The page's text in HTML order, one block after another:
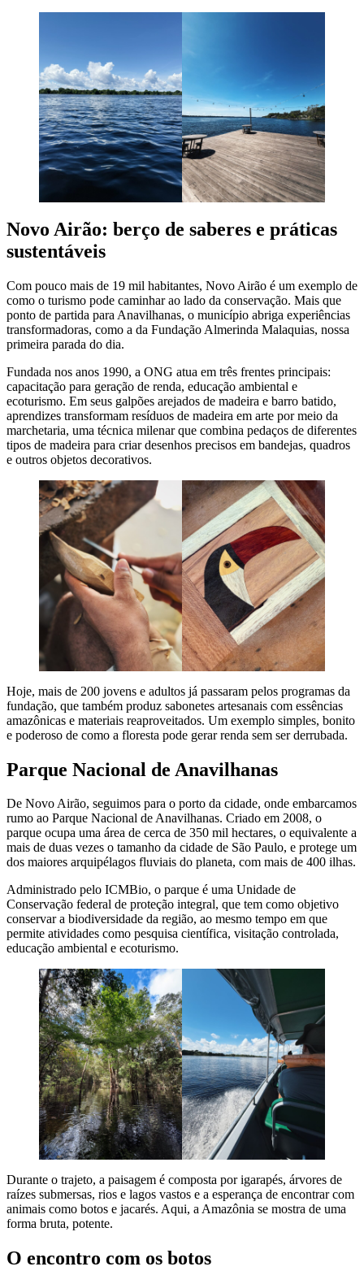
Novo Airão: berço de saberes e práticas
sustentáveis
Com pouco mais de 19 mil habitantes, Novo Airão é um exemplo de
como o turismo pode caminhar ao lado da conservação. Mais que
ponto de partida para Anavilhanas, o município abriga experiências
transformadoras, como a da Fundação Almerinda Malaquias, nossa
primeira parada do dia.
Fundada nos anos 1990, a ONG atua em três frentes principais:
capacitação para geração de renda, educação ambiental e
ecoturismo. Em seus galpões arejados de madeira e barro batido,
aprendizes transformam resíduos de madeira em arte por meio da
marchetaria, uma técnica milenar que combina pedaços de diferentes
tipos de madeira para criar desenhos precisos em bandejas, quadros
e outros objetos decorativos.
Hoje, mais de 200 jovens e adultos já passaram pelos programas da
fundação, que também produz sabonetes artesanais com essências
amazônicas e materiais reaproveitados. Um exemplo simples, bonito
e poderoso de como a floresta pode gerar renda sem ser derrubada.
Parque Nacional de Anavilhanas
De Novo Airão, seguimos para o porto da cidade, onde embarcamos
rumo ao Parque Nacional de Anavilhanas. Criado em 2008, o
parque ocupa uma área de cerca de 350 mil hectares, o equivalente a
mais de duas vezes o tamanho da cidade de São Paulo, e protege um
dos maiores arquipélagos fluviais do planeta, com mais de 400 ilhas.
Administrado pelo ICMBio, o parque é uma Unidade de
Conservação federal de proteção integral, que tem como objetivo
conservar a biodiversidade da região, ao mesmo tempo em que
permite atividades como pesquisa científica, visitação controlada,
educação ambiental e ecoturismo.
Durante o trajeto, a paisagem é composta por igarapés, árvores de
raízes submersas, rios e lagos vastos e a esperança de encontrar com
animais como botos e jacarés. Aqui, a Amazônia se mostra de uma
forma bruta, potente.
O encontro com os botos